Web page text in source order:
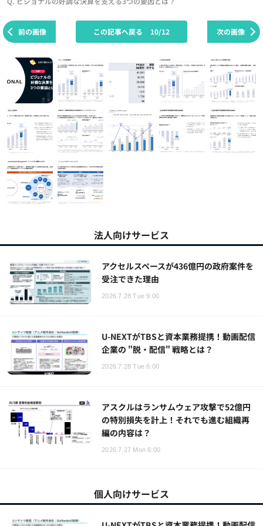
前の画像 次の画像
この記事へ戻る 10/12
法人向けサービス
アクセルスペースが436億円の政府案件を
受注できた理由
2026.7.28 Tue 9:00
U-NEXTがTBSと資本業務提携！動画配信
企業の "脱・配信" 戦略とは？
2026.7.28 Tue 6:00
アスクルはランサムウェア攻撃で52億円
の特別損失を計上！それでも進む組織再
編の内容は？
2026.7.27 Mon 6:00
個人向けサービス